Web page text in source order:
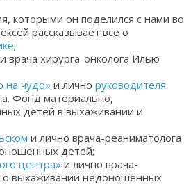
которыми он поделился с нами во
рассказывает всё о
;
врача хирурга-онколога Илью
чудо» и лично руководителя
Фонд материально,
детей в выхаживании и
и лично врача-реаниматолога
детей;
центра» и лично врача-
о выхаживании недоношенных